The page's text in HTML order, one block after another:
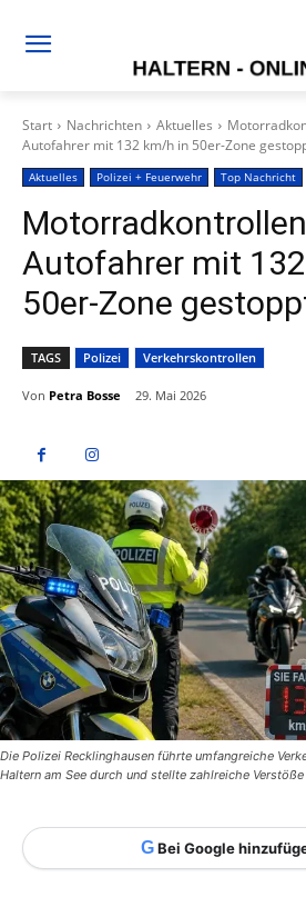
Start Nachrichten Aktuelles
Autofahrer mit 132 km/h in 50er-Zone
Aktuelles Polizei + Feuerwehr Top Nachricht
Autofahrer mit
50er-Zone
TAGS Polizei Verkehrskontrollen
Von Petra Bosse 29. Mai 2026
Die Polizei Recklinghausen führte umfangreiche
Haltern am See durch und stellte zahlreiche
G Bei Google